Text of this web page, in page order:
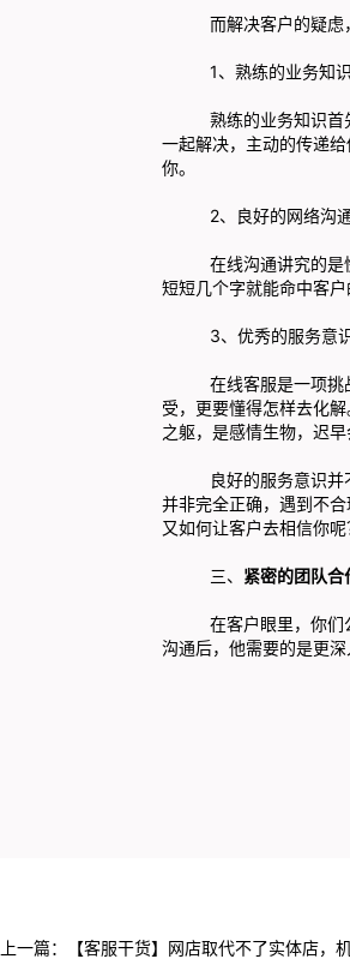
而解决客户的疑虑，
1、熟练的业务知识
熟练的业务知识首先
一起解决，主动的传递
你。
2、良好的网络沟
在线沟通讲究的是快
短短几个字就能命中客
3、优秀的服务意
在线客服是一项挑战
受，更要懂得怎样去化
之躯，是感情生物，迟
良好的服务意识并不
并非完全正确，遇到不
又如何让客户去相信你呢
三、 紧密的团队合
在客户眼里，你们公
沟通后，他需要的是更
上一篇： 【客服干货】网店取代不了实体店，